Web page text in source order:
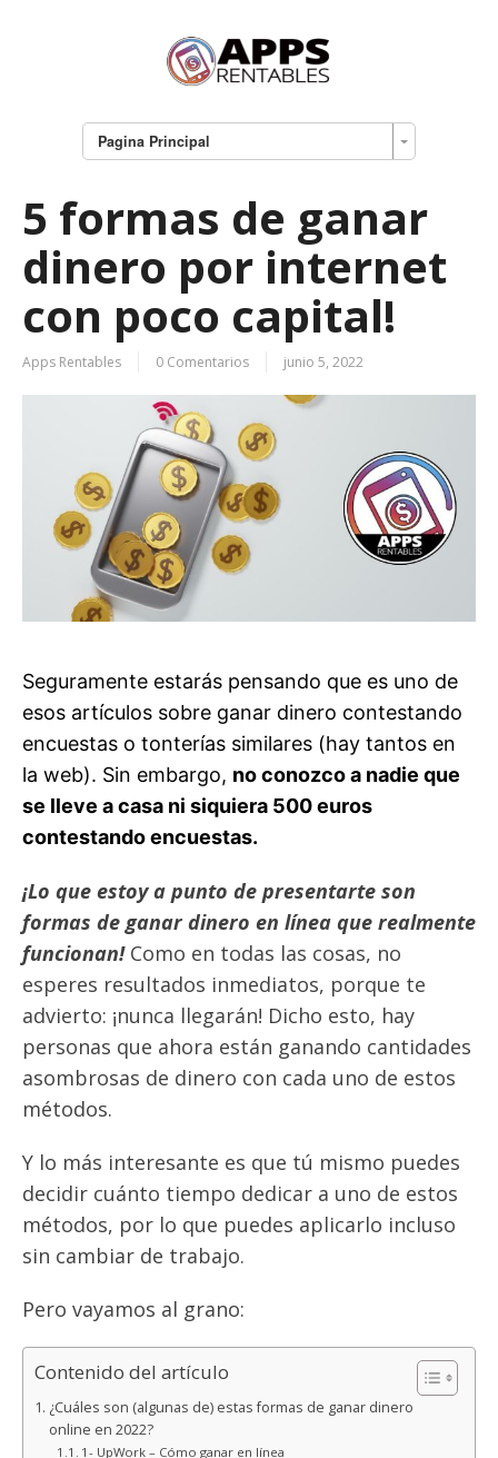
Pagina Principal
5 formas de ganar
dinero por internet
con poco capital!
Apps Rentables 0 Comentarios junio 5, 2022
Seguramente estarás pensando que es uno de
esos artículos sobre ganar dinero contestando
encuestas o tonterías similares (hay tantos en
la web). Sin embargo, no conozco a nadie que
se lleve a casa ni siquiera 500 euros
contestando encuestas.
¡Lo que estoy a punto de presentarte son
formas de ganar dinero en línea que realmente
funcionan!Como en todas las cosas, no
esperes resultados inmediatos, porque te
advierto: ¡nunca llegarán! Dicho esto, hay
personas que ahora están ganando cantidades
asombrosas de dinero con cada uno de estos
métodos.
Y lo más interesante es que tú mismo puedes
decidir cuánto tiempo dedicar a uno de estos
métodos, por lo que puedes aplicarlo incluso
sin cambiar de trabajo.
Pero vayamos al grano:
Contenido del artículo
¿Cuáles son (algunas de) estas formas de ganar dinero
online en 2022?
1- UpWork – Cómo ganar en línea